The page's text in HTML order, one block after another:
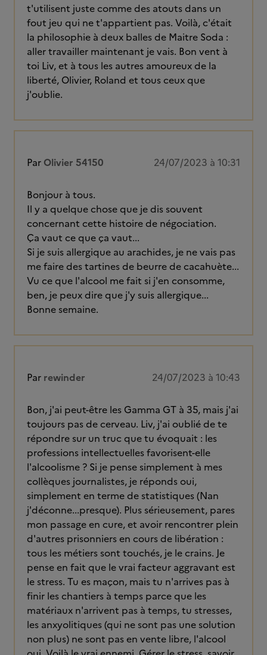
t'utilisent juste comme des atouts dans un
fout jeu qui ne t'appartient pas. Voilà, c'était
la philosophie à deux balles de Maitre Soda :
aller travailler maintenant je vais. Bon vent à
toi Liv, et à tous les autres amoureux de la
liberté, Olivier, Roland et tous ceux que
j'oublie.
Par Olivier 54150 24/07/2023 à 10:31
Bonjour à tous.
Il y a quelque chose que je dis souvent
concernant cette histoire de négociation.
Ça vaut ce que ça vaut...
Si je suis allergique au arachides, je ne vais pas
me faire des tartines de beurre de cacahuète...
Vu ce que l'alcool me fait si j'en consomme,
ben, je peux dire que j'y suis allergique...
Bonne semaine.
Par rewinder 24/07/2023 à 10:43
Bon, j'ai peut-être les Gamma GT à 35, mais j'ai
toujours pas de cerveau. Liv, j'ai oublié de te
répondre sur un truc que tu évoquait : les
professions intellectuelles favorisent-elle
l'alcoolisme ? Si je pense simplement à mes
collèques journalistes, je réponds oui,
simplement en terme de statistiques (Nan
j'déconne...presque). Plus sérieusement, pares
mon passage en cure, et avoir rencontrer plein
d'autres prisonniers en cours de libération :
tous les métiers sont touchés, je le crains. Je
pense en fait que le vrai facteur aggravant est
le stress. Tu es maçon, mais tu n'arrives pas à
finir les chantiers à temps parce que les
matériaux n'arrivent pas à temps, tu stresses,
les anxyolitiques (qui ne sont pas une solution
non plus) ne sont pas en vente libre, l'alcool